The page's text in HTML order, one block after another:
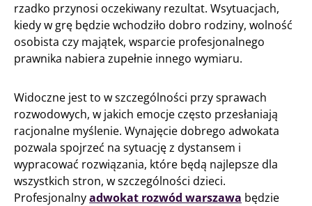
rzadko przynosi oczekiwany rezultat. Wsytuacjach,
kiedy w grę będzie wchodziło dobro rodziny, wolność
osobista czy majątek, wsparcie profesjonalnego
prawnika nabiera zupełnie innego wymiaru.
Widoczne jest to w szczególności przy sprawach
rozwodowych, w jakich emocje często przesłaniają
racjonalne myślenie. Wynajęcie dobrego adwokata
pozwala spojrzeć na sytuację z dystansem i
wypracować rozwiązania, które będą najlepsze dla
wszystkich stron, w szczególności dzieci.
Profesjonalnyadwokat rozwód warszawa będzie